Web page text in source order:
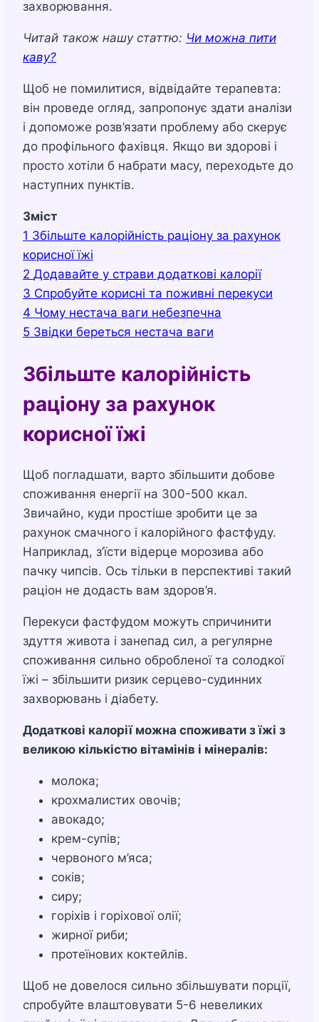
захворювання.
Читай також нашу статтю: Чи можна пити
каву?
Щоб не помилитися, відвідайте терапевта:
він проведе огляд, запропонує здати аналізи
і допоможе розв’язати проблему або скерує
до профільного фахівця. Якщо ви здорові і
просто хотіли б набрати масу, переходьте до
наступних пунктів.
Зміст
1 Збільште калорійність раціону за рахунок
корисної їжі
2 Додавайте у страви додаткові калорії
3 Спробуйте корисні та поживні перекуси
4 Чому нестача ваги небезпечна
5 Звідки береться нестача ваги
Збільште калорійність
раціону за рахунок
корисної їжі
Щоб погладшати, варто збільшити добове
споживання енергії на 300-500 ккал.
Звичайно, куди простіше зробити це за
рахунок смачного і калорійного фастфуду.
Наприклад, з’їсти відерце морозива або
пачку чипсів. Ось тільки в перспективі такий
раціон не додасть вам здоров’я.
Перекуси фастфудом можуть спричинити
здуття живота і занепад сил, а регулярне
споживання сильно обробленої та солодкої
їжі – збільшити ризик серцево-судинних
захворювань і діабету.
Додаткові калорії можна споживати з їжі з
великою кількістю вітамінів і мінералів:
молока;
крохмалистих овочів;
авокадо;
крем-супів;
червоного м’яса;
соків;
сиру;
горіхів і горіхової олії;
жирної риби;
протеїнових коктейлів.
Щоб не довелося сильно збільшувати порції,
спробуйте влаштовувати 5-6 невеликих